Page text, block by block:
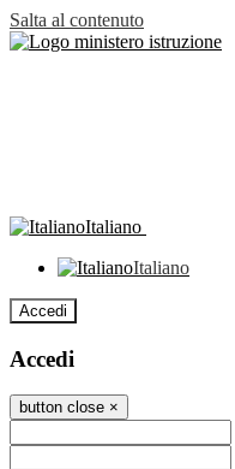
Salta al contenuto
Italiano
Italiano
Accedi
Accedi
button close ×